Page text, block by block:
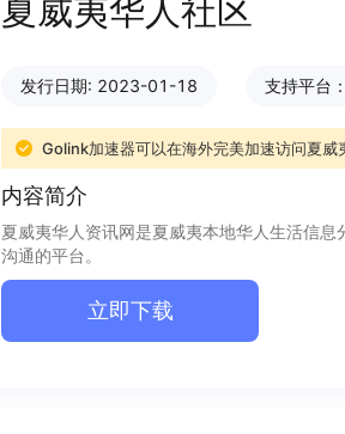
夏威夷华人社区
发行日期: 2023-01-18 支持平台
Golink加速器可以在海外完美加速访问夏
内容简介
夏威夷华人资讯网是夏威夷本地华人生活信
沟通的平台。
立即下载